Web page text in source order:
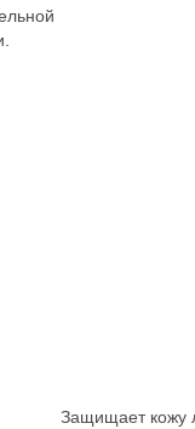
Защищает кожу